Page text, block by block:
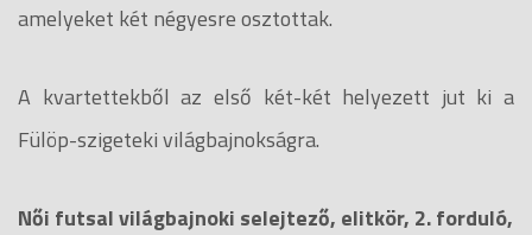
amelyeket két négyesre osztottak.
A kvartettekből az első két-két helyezett jut ki a
Fülöp-szigeteki világbajnokságra.
Női futsal világbajnoki selejtező, elitkör, 2. forduló,